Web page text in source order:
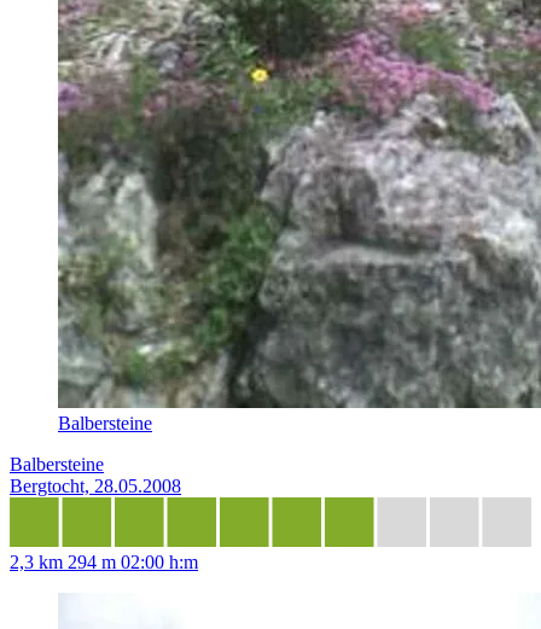
Balbersteine
Balbersteine
Bergtocht, 28.05.2008
2,3 km 294 m 02:00 h:m